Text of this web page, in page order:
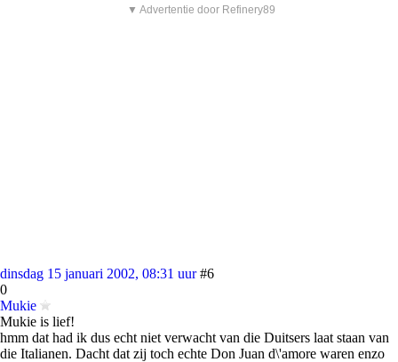
▼ Advertentie door Refinery89
dinsdag 15 januari 2002, 08:31 uur #6
0
Mukie
Mukie is lief!
hmm dat had ik dus echt niet verwacht van die Duitsers laat staan van
die Italianen. Dacht dat zij toch echte Don Juan d\'amore waren enzo